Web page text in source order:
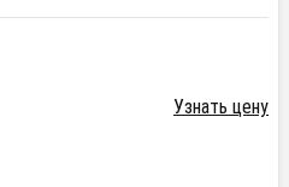
Узнать цену